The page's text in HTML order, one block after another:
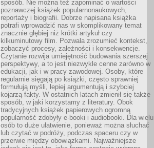
sposób. Nie można też zapominać o wartości
poznawczej książek popularnonaukowych,
reportaży i biografii. Dobrze napisana książka
potrafi wprowadzić nas w skomplikowany temat
znacznie głębiej niż krótki artykuł czy
kilkuminutowy film. Pozwala zrozumieć kontekst,
zobaczyć procesy, zależności i konsekwencje.
Czytanie rozwija umiejętność budowania szerszej
perspektywy, a to jest niezwykle cenne zarówno w
edukacji, jak i w pracy zawodowej. Osoby, które
regularnie sięgają po książki, często sprawniej
formułują myśli, lepiej argumentują i szybciej
kojarzą fakty. W ostatnich latach zmienił się także
sposób, w jaki korzystamy z literatury. Obok
tradycyjnych książek papierowych ogromną
popularność zdobyły e-booki i audiobooki. Dla wielu
osób to duże ułatwienie, ponieważ można słuchać
lub czytać w podróży, podczas spaceru czy w
przerwie między obowiązkami. Najważniejsze